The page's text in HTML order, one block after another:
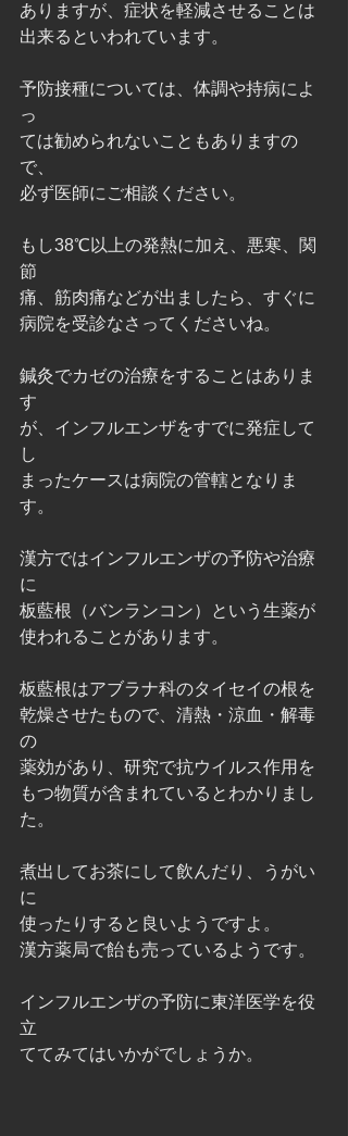
ありますが、症状を軽減させることは
出来るといわれています。
予防接種については、体調や持病によ
っ
ては勧められないこともありますの
で、
必ず医師にご相談ください。
もし38℃以上の発熱に加え、悪寒、関
節
痛、筋肉痛などが出ましたら、すぐに
病院を受診なさってくださいね。
鍼灸でカゼの治療をすることはありま
す
が、インフルエンザをすでに発症して
し
まったケースは病院の管轄となりま
す。
漢方ではインフルエンザの予防や治療
に
板藍根（バンランコン）という生薬が
使われることがあります。
板藍根はアブラナ科のタイセイの根を
乾燥させたもので、清熱・涼血・解毒
の
薬効があり、研究で抗ウイルス作用を
もつ物質が含まれているとわかりまし
た。
煮出してお茶にして飲んだり、うがい
に
使ったりすると良いようですよ。
漢方薬局で飴も売っているようです。
インフルエンザの予防に東洋医学を役
立
ててみてはいかがでしょうか。